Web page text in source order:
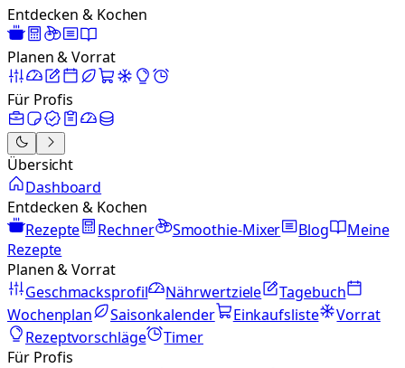
Entdecken & Kochen
Planen & Vorrat
Für Profis
Übersicht
Dashboard
Entdecken & Kochen
Rezepte
Rechner Smoothie-Mixer Blog
Meine
Rezepte
Planen & Vorrat
Geschmacksprofil
Nährwertziele
Tagebuch
Wochenplan
Saisonkalender Einkaufsliste
Vorrat
Rezeptvorschläge
Timer
Für Profis